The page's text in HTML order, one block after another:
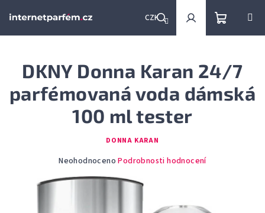
CZK
Hledat PřihlášeníNákupní
košík
DKNY Donna Karan 24/7
parfémovaná voda dámská
100 ml tester
DONNA KARAN
Průměrné
produktu
Neohodnoceno Podrobnosti hodnocení